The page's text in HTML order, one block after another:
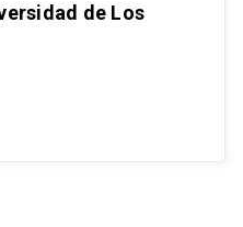
de Los